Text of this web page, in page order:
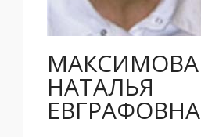
МАКСИМОВА
НАТАЛЬЯ
ЕВГРАФОВНА